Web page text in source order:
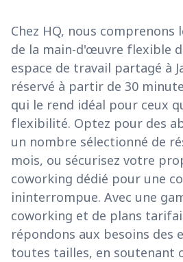
Chez HQ, nous comprenons
de la main-d'œuvre flexible
espace de travail partagé à
réservé à partir de 30
qui le rend idéal pour ceux
flexibilité. Optez pour des
un nombre sélectionné de
mois, ou sécurisez votre
coworking dédié pour une
ininterrompue. Avec une
coworking et de plans
répondons aux besoins des
toutes tailles, en soutenant